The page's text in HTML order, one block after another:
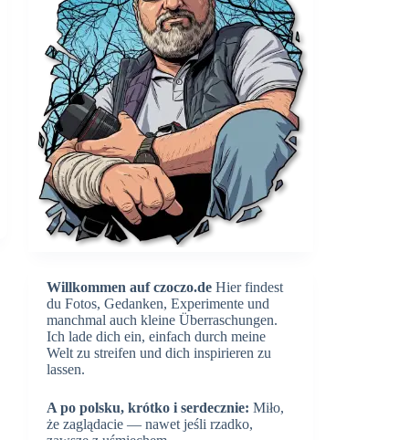
Willkommen auf czoczo.de Hier findest
du Fotos, Gedanken, Experimente und
manchmal auch kleine Überraschungen.
Ich lade dich ein, einfach durch meine
Welt zu streifen und dich inspirieren zu
lassen.
A po polsku, krótko i serdecznie: Miło,
że zaglądacie — nawet jeśli rzadko,